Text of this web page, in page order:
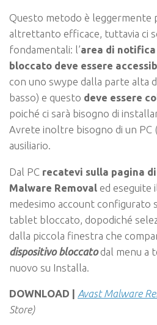
Questo metodo è leggermente
altrettanto efficace, tuttavia ci
fondamentali: l’area di
bloccato deve essere
con uno swype dalla parte alta
basso) e questo deve essere
poiché ci sarà bisogno di
Avrete inoltre bisogno di un PC
ausiliario.
Dal PC recatevi sulla pagina
Malware Removal ed eseguite
medesimo account configurato
tablet bloccato, dopodiché
dalla piccola finestra che
dispositivo bloccatodal menu a
nuovo su Installa.
DOWNLOAD | Avast Malware
Store)